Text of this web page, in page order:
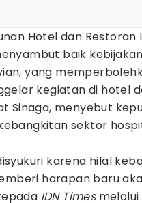
Hotel dan Restoran
baik
yang
kegiatan di hotel
Sinaga, menyebut
sektor
karena hilal
harapan baru
IDN Timesmelalui